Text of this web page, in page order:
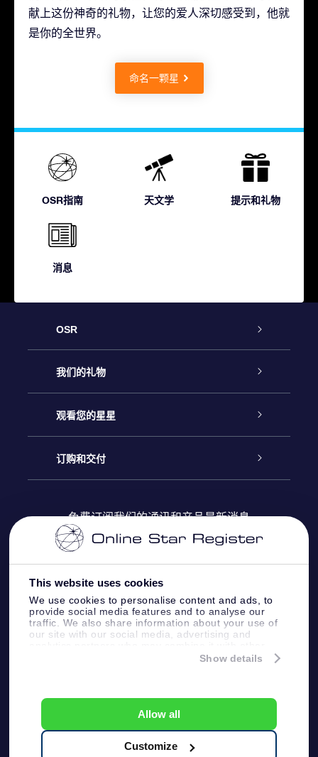
This website uses cookies
We use cookies to personalise content and ads, to
provide social media features and to analyse our
traffic. We also share information about your use of
our site with our social media, advertising and
information that you’ve provided to them or that
Show details
Allow all
Customize
献上这份神奇的礼物，让您的爱人深切感受到，他就
是你的全世界。
命名一颗星
OSR指南 天文学 提示和礼物
消息
OSR
客户服务
联系我们
博客
评论
我们的礼物
Online Star礼物
OSR 礼物包
OSR 礼物卡
公司礼品
观看您的星星
Online Star Register
个性化的Star Page
One Million Stars
OSR Starsaver
订购和交付
付款信息
配送信息
退货政策&撤销权
免费订阅我们的通讯和产品最新消息
客户服务:help@osr.org
KVK: 60333553, VAT: NL 8538.62.722B01
One Million Stars